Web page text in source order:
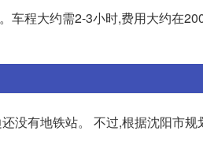
车程大约需2-3小时,费用大约在
没有地铁站。 不过,根据沈阳市